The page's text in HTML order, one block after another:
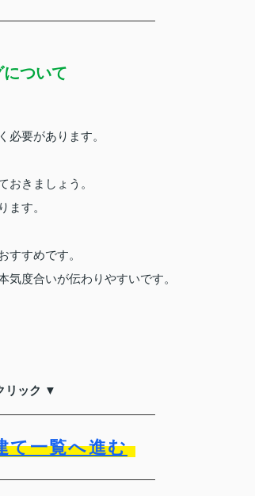
ついて
必要があります。
おきましょう。
ます。
すすめです。
度合いが伝わりやすいです。
リック ▼
て一覧へ進む